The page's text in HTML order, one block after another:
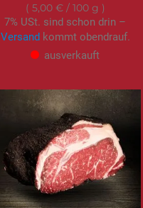
5,00 €/ 100 g
7% USt. sind schon drin –
Versandkommt obendrauf.
ausverkauft